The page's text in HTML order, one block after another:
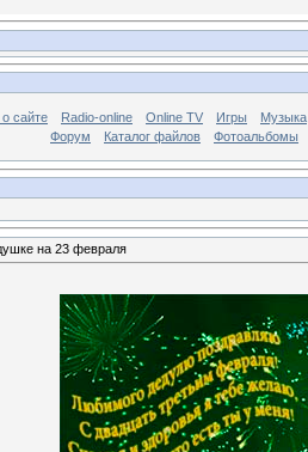
сайте Radio-online Online TV Игры
Музыка
Форум
Каталог файлов Фотоальбомы
на 23 февраля